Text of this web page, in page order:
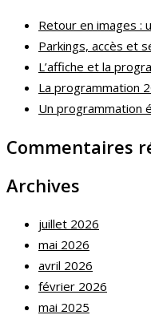
Retour en images :
Parkings, accès et
L’affiche et la
La programmation
Un programmation
Commentaires
Archives
juillet 2026
mai 2026
avril 2026
février 2026
mai 2025